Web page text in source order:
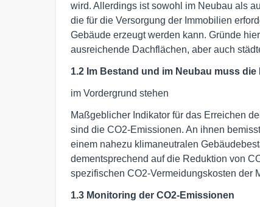
wird. Allerdings ist sowohl im Neubau als
die für die Versorgung der Immobilien
Gebäude erzeugt werden kann. Gründe
ausreichende Dachflächen, aber auch
1.2 Im Bestand und im Neubau muss
im Vordergrund stehen
Maßgeblicher Indikator für das Erreichen
sind die CO2-Emissionen. An ihnen
einem nahezu klimaneutralen
dementsprechend auf die Reduktion von
spezifischen CO2-Vermeidungskosten der
1.3 Monitoring der CO2-Emissionen